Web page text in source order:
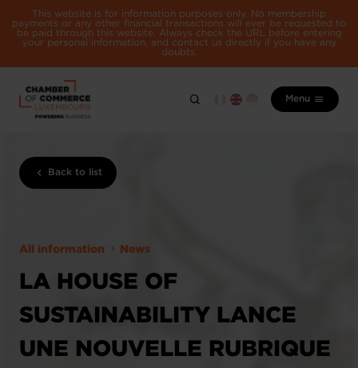
This website is for information purposes only. No membership
payments or any other financial transactions will ever be requested to
be paid through this website. Always check the URL before entering
your personal information, and contact us directly if you have any
doubts.
Menu
Back to list
All information News
LA HOUSE OF
SUSTAINABILITY LANCE
UNE NOUVELLE RUBRIQUE